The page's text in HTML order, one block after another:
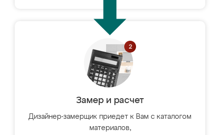
Замер и расчет
Дизайнер-замерщик приедет к Вам с каталогом
материалов,